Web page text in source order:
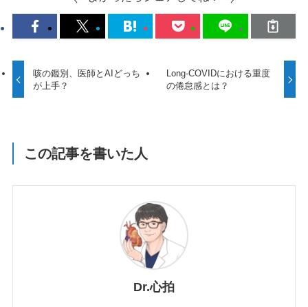
咳の鑑別、医師とAIどっち
が上手？
Long-COVIDにおける重度
の倦怠感とは？
この記事を書いた人
Dr.心拍